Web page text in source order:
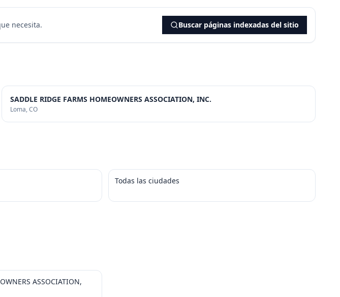
necesita. Buscar páginas indexadas del sitio
SADDLE RIDGE FARMS HOMEOWNERS ASSOCIATION, INC.
Loma, CO
Todas las ciudades
ASSOCIATION,